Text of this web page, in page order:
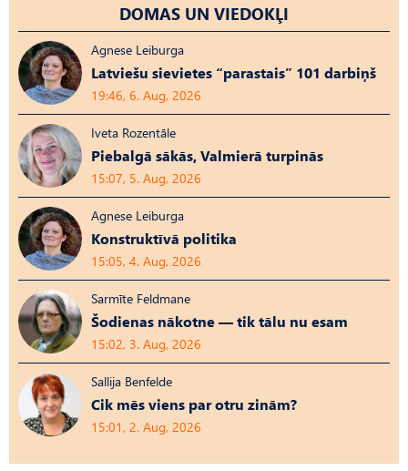
DOMAS UN VIEDOKĻI
Agnese Leiburga
Latviešu sievietes “parastais” 101 darbiņš
19:46, 6. Aug, 2026
Iveta Rozentāle
Piebalgā sākās, Valmierā turpinās
15:07, 5. Aug, 2026
Agnese Leiburga
Konstruktīvā politika
15:05, 4. Aug, 2026
Sarmīte Feldmane
Šodienas nākotne — tik tālu nu esam
15:02, 3. Aug, 2026
Sallija Benfelde
Cik mēs viens par otru zinām?
15:01, 2. Aug, 2026